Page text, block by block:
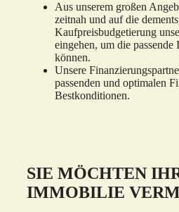
Aus unserem großen
zeitnah und auf die
Kaufpreisbudgetierung
eingehen, um die
können.
Unsere
passenden und optimalen
Bestkonditionen.
SIE MÖCHTEN
IMMOBILIE